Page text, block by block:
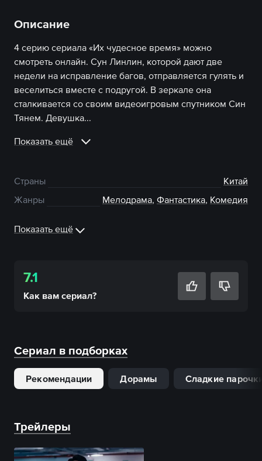
Описание
4 серию сериала «Их чудесное время» можно
смотреть онлайн. Сун Линлин, которой дают две
недели на исправление багов, отправляется гулять и
веселиться вместе с подругой. В зеркале она
сталкивается со своим видеоигровым спутником Син
Тянем. Девушка...
Показать ещё
Страны
Китай
Жанры
Мелодрама, Фантастика, Комедия
Показать ещё
7.1
Как вам сериал?
Сериал в подборках
Рекомендации Дорамы Сладкие
Трейлеры